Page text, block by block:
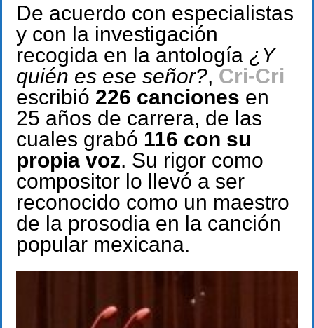
De acuerdo con especialistas
y con la investigación
recogida en la antología ¿Y
quién es ese señor?, Cri-Cri
escribió 226 canciones en
25 años de carrera, de las
cuales grabó 116 con su
propia voz. Su rigor como
compositor lo llevó a ser
reconocido como un maestro
de la prosodia en la canción
popular mexicana.